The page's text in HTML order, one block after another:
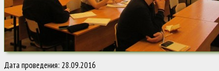
Дата проведения: 28.09.2016